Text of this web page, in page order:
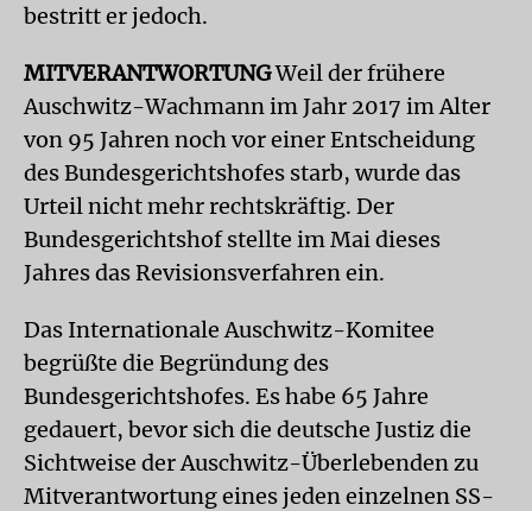
bestritt er jedoch.
MITVERANTWORTUNGWeil der frühere
Auschwitz-Wachmann im Jahr 2017 im Alter
von 95 Jahren noch vor einer Entscheidung
des Bundesgerichtshofes starb, wurde das
Urteil nicht mehr rechtskräftig. Der
Bundesgerichtshof stellte im Mai dieses
Jahres das Revisionsverfahren ein.
Das Internationale Auschwitz-Komitee
begrüßte die Begründung des
Bundesgerichtshofes. Es habe 65 Jahre
gedauert, bevor sich die deutsche Justiz die
Sichtweise der Auschwitz-Überlebenden zu
Mitverantwortung eines jeden einzelnen SS-